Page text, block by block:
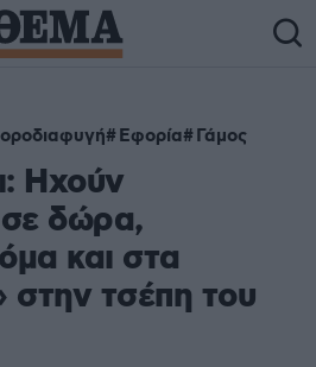
Εφορία Γάμος
Ηχούν
δώρα,
και στα
στην τσέπη του